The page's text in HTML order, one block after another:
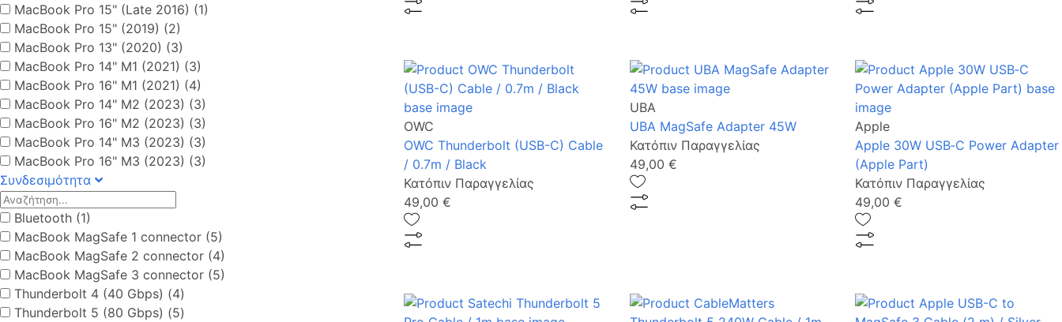
MacBook Pro 15" (Late 2016) (1)
MacBook Pro 15" (2019) (2)
MacBook Pro 13" (2020) (3)
MacBook Pro 14" M1 (2021) (3)
MacBook Pro 16" M1 (2021) (4)
MacBook Pro 14" M2 (2023) (3)
MacBook Pro 16" M2 (2023) (3)
MacBook Pro 14" M3 (2023) (3)
MacBook Pro 16" M3 (2023) (3)
Συνδεσιμότητα
Bluetooth (1)
MacBook MagSafe 1 connector (5)
MacBook MagSafe 2 connector (4)
MacBook MagSafe 3 connector (5)
Thunderbolt 4 (40 Gbps) (4)
Thunderbolt 5 (80 Gbps) (5)
OWC
OWC Thunderbolt (USB-C) Cable
/ 0.7m / Black
Κατόπιν Παραγγελίας
49,00 €
UBA
UBA MagSafe Adapter 45W
Κατόπιν Παραγγελίας
49,00 €
Apple
Apple 30W USB‑C Power Adapter
(Apple Part)
Κατόπιν Παραγγελίας
49,00 €